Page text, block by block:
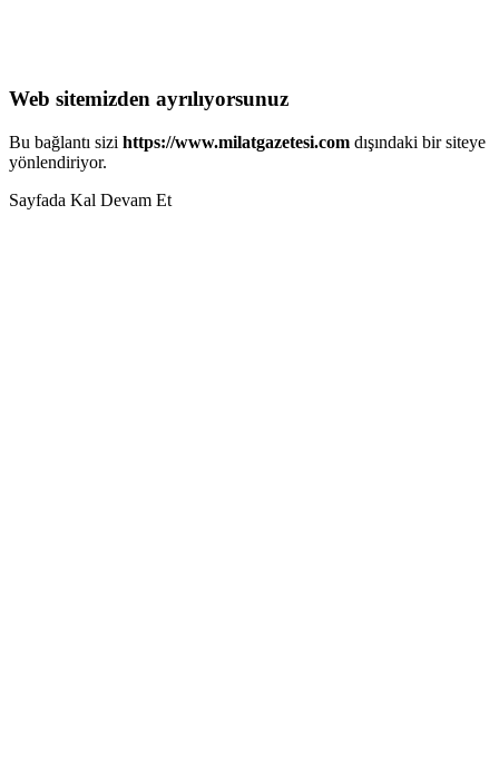
Web sitemizden ayrılıyorsunuz
Bu bağlantı sizi https://www.milatgazetesi.com dışındaki bir siteye
yönlendiriyor.
Sayfada Kal Devam Et